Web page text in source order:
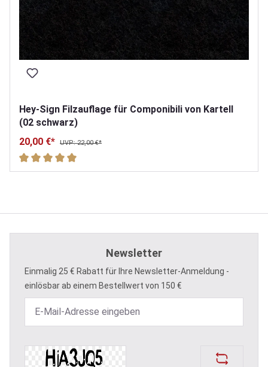
Hey-Sign Filzauflage für Componibili von Kartell
(02 schwarz)
20,00 €*
UVP: 22,00 €*
Durchschnittliche Bewertung von 5 von 5 Sternen
Newsletter
Einmalig 25 € Rabatt für Ihre Newsletter-Anmeldung -
einlösbar ab einem Bestellwert von 150 €